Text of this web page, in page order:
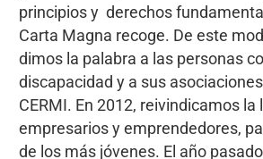
principios y derechos
Carta Magna recoge. De este
dimos la palabra a las personas
discapacidad y a sus
CERMI. En 2012, reivindicamos la
empresarios y emprendedores,
de los más jóvenes. El año